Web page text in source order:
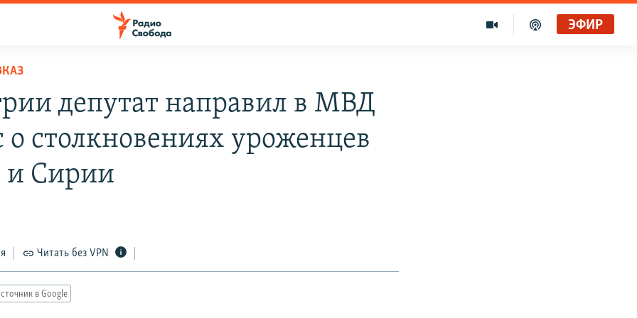
ЭФИР
депутат направил в МВД
о столкновениях уроженцев
и Сирии
Читать без VPN
в Google